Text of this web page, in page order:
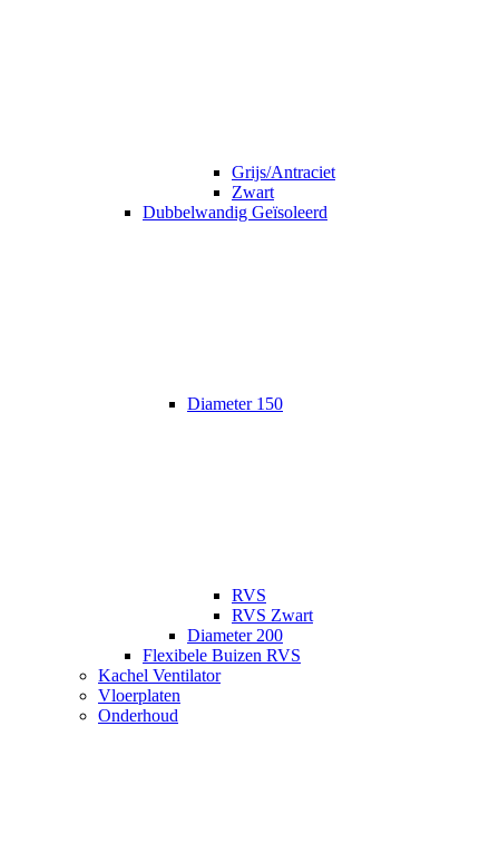
Grijs/Antraciet
Zwart
Dubbelwandig Geïsoleerd
Diameter 150
RVS
RVS Zwart
Diameter 200
Flexibele Buizen RVS
Kachel Ventilator
Vloerplaten
Onderhoud